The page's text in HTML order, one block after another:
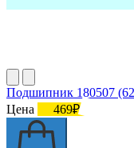
Подшипник 180507
Цена
469₽